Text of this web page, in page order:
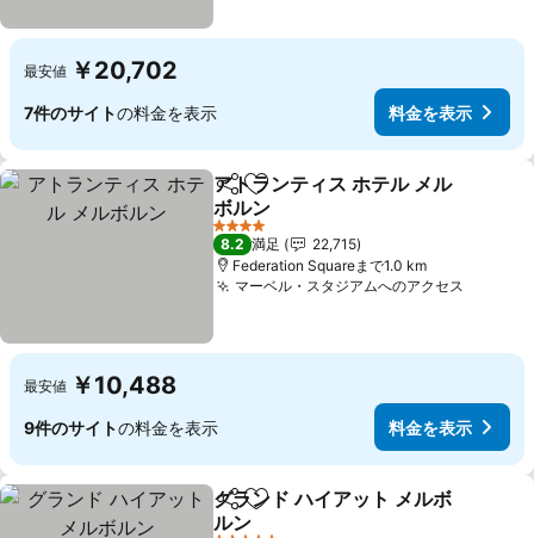
最安値 ￥20,702
7件のサイトの料金を表示 料金を表示
シェアお気に入りに追加
アトランティス ホテル メル
ボルン
4 ホテルのランク
8.2 満足
22,715
Federation Squareまで1.0 km
マーベル・スタジアムへのアクセス
最安値 ￥10,488
9件のサイトの料金を表示 料金を表示
シェアお気に入りに追加
グランド ハイアット メルボ
ルン